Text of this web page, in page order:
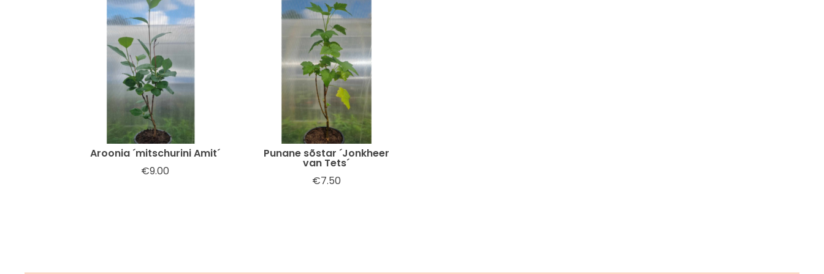
Aroonia ´mitschurini Amit´
€9.00
Punane sõstar ´Jonkheer
van Tets´
€7.50